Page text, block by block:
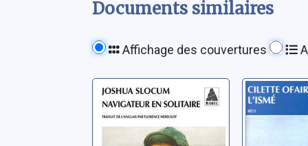
Documents similaires
Affichage des couvertures
Navigateur en
solitaire
Slocum, Joshua
L'Ismé:
Ofaire,